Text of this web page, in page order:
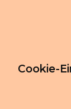
Cookie-